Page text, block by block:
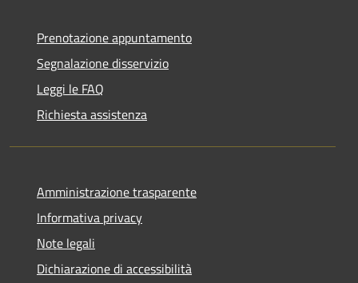
Prenotazione appuntamento
Segnalazione disservizio
Leggi le FAQ
Richiesta assistenza
Amministrazione trasparente
Informativa privacy
Note legali
Dichiarazione di accessibilità